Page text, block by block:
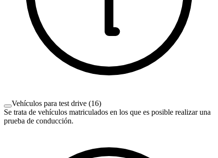
Vehículos para test drive (16)
Se trata de vehículos matriculados en los que es posible realizar una
prueba de conducción.